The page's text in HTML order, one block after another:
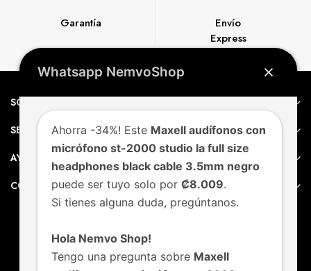
Garantía
Envío
Express
SOBRE NEMVO
SERVICIO AL CLIENTE
AYUDA
CONTACTO
Whatsapp NemvoShop
Ahorra -34%! Este Maxell audífonos con
micrófono st-2000 studio la full size
headphones black cable 3.5mm negro
puede ser tuyo solo por ₡8.009.
Si tienes alguna duda, pregúntanos.
Hola Nemvo Shop!
Tengo una pregunta sobre Maxell